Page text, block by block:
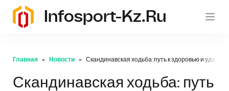
Infosport-Kz.ru
Главная Новости Скандинавская ходьба: путь к здоровью и
Скандинавская ходьба: путь